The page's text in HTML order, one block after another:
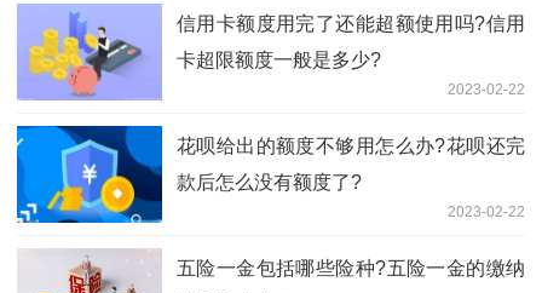
信用卡额度用完了还能超额使用吗?信用
卡超限额度一般是多少?
2023-02-22
花呗给出的额度不够用怎么办?花呗还完
款后怎么没有额度了?
2023-02-22
五险一金包括哪些险种?五险一金的缴纳